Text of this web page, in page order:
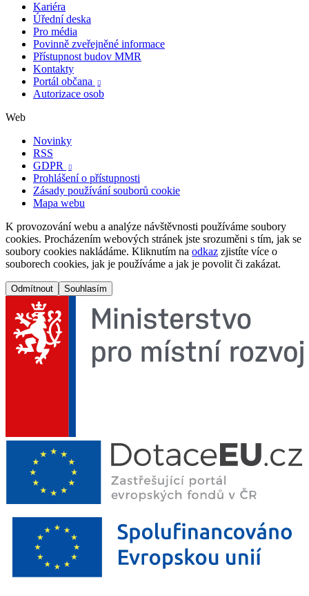
Kariéra
Úřední deska
Pro média
Povinně zveřejněné informace
Přístupnost budov MMR
Kontakty
Portál občana

Autorizace osob
Web
Novinky
RSS
GDPR

Prohlášení o přístupnosti
Zásady používání souborů cookie
Mapa webu
K provozování webu a analýze návštěvnosti používáme soubory
cookies. Procházením webových stránek jste srozuměni s tím, jak se
soubory cookies nakládáme. Kliknutím na odkaz zjistíte více o
souborech cookies, jak je používáme a jak je povolit či zakázat.
Odmítnout Souhlasím